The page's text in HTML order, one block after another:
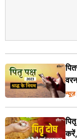
न्यूज़